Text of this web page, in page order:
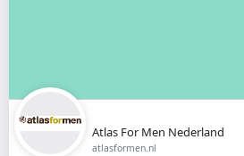
Atlas For Men Nederland
atlasformen.nl